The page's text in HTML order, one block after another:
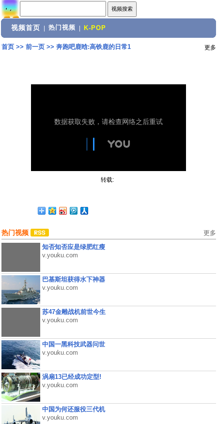
视频首页 热门视频 K-POP
首页>> 前一页>> 奔跑吧鹿晗:高铁鹿的日常1 更多
转载:
热门视频 更多
知否知否应是绿肥红瘦
v.youku.com
巴基斯坦获得水下神器
v.youku.com
苏47金雕战机前世今生
v.youku.com
中国一黑科技武器问世
v.youku.com
涡扇13已经成功定型!
v.youku.com
中国为何还服役三代机
v.youku.com